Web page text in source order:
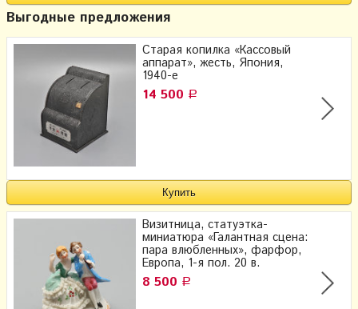
Выгодные предложения
Старая копилка «Кассовый
аппарат», жесть, Япония,
1940-е
14 500 Р
Визитница, статуэтка-
миниатюра «Галантная сцена:
пара влюбленных», фарфор,
Европа, 1-я пол. 20 в.
8 500 Р